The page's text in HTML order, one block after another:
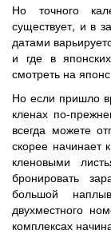
Но точного
существует, и в
датами
и где в
смотреть на
Но если пришло
кленах по-
всегда можете
скорее начинает
кленовыми
бронировать
большой
двухместного
комплексах